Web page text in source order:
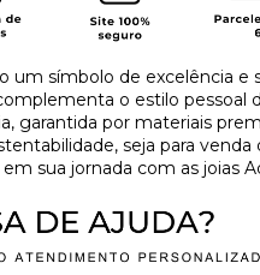
um símbolo de excelência e
o estilo pessoal
garantida por materiais
seja para
sua jornada com as joias